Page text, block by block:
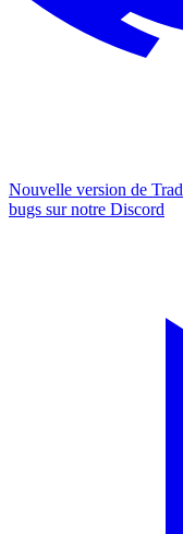
Nouvelle version de
bugs sur notre Discord